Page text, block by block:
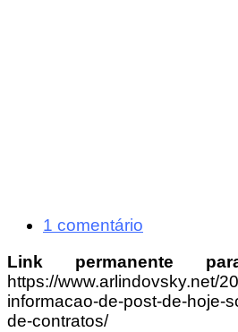
1 comentário
Link permanente
https://www.arlindovsky.net/
informacao-de-post-de-hoje-
de-contratos/